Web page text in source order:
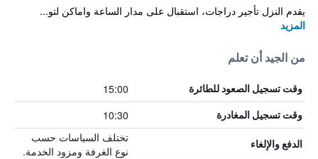
يقدم النزل تأجير دراجات، استقبال على مدار الساعة واماكن لتو...
المزيد
من الجيد أن تعلم
وقت تسجيل الصعود للطائرة 15:00
وقت تسجيل المغادرة 10:30
الدفع والإلغاء
تختلف السياسات حسب
نوع الغرفة ومزود الخدمة.